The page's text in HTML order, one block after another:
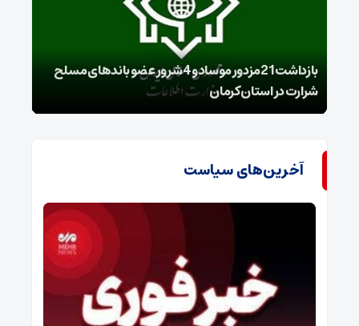
بازداشت 21مزدور موساد و 4 شرور عضو باندهای مسلح
شرارت در استان کرمان
آخرین‌های سیاست